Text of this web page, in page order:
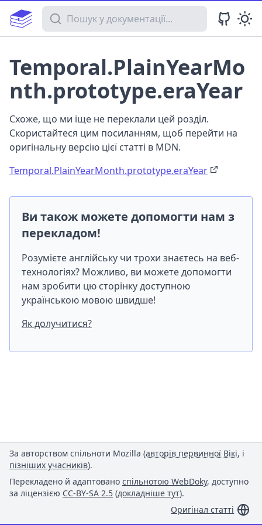
Пошук у документації
Temporal.PlainYearMo
nth.prototype.eraYear
Схоже, що ми іще не переклали цей розділ.
Скористайтеся цим посиланням, щоб перейти на
оригінальну версію цієї статті в MDN.
Temporal.PlainYearMonth.prototype.eraYear
Ви також можете допомогти нам з
перекладом!
Розумієте англійську чи трохи знаєтесь на веб-
технологіях? Можливо, ви можете допомогти
нам зробити цю сторінку доступною
українською мовою швидше!
Як долучитися?
За авторством спільноти Mozilla (авторів первинної Вікі, і
пізніших учасників).
Перекладено й адаптовано спільнотою WebDoky, доступно
за ліцензією CC-BY-SA 2.5 (докладніше тут).
Оригінал статті